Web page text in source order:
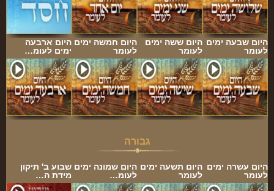
היום ארבעה
ימים לעומ…
היום חמשה ימים
לעומר
היום ששה ימים
לעומר
היום שבעה ימים
לעומר
גבורה
שבוע ב' תיקון
מידת ה…
היום שמונה ימים
לעומ…
היום תשעה ימים
לעומר
היום עשרה ימים
לעומר